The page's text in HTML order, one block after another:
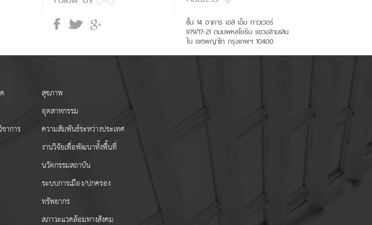
ชั้น 14 อาคาร เอส เอ็ม ทาวเวอร์
979/17-21 ถนนพหลโยธิน แขวงสามเสน
ใน เขตพญาไท กรุงเทพฯ 10400
าการ
สุขภาพ
อุตสาหกรรม
ความสัมพันธ์ระหว่างประเทศ
งานวิจัยเพื่อพัฒนาทั้งพื้นที่
นวัตกรรมสถาบัน
ระบบการเมือง/ปกครอง
ทรัพยากร
สภาวะแวดล้อมทางสังคม